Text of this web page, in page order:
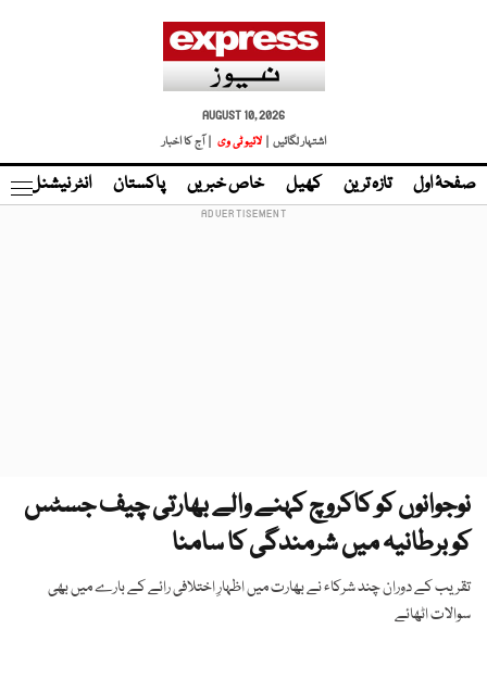
AUGUST 10, 2026
اشتہار لگائیں |
لائیو ٹی وی | آج کا اخبار
صفحۂ اول تازہ ترین کھیل خاص خبریں پاکستان انٹر نیشنل
نوجوانوں کو کاکروچ کہنے والے بھارتی چیف جسٹس
کو برطانیہ میں شرمندگی کا سامنا
تقریب کے دوران چند شرکاء نے بھارت میں اظہارِ اختلافی رائے کے بارے میں بھی
سوالات اٹھائے